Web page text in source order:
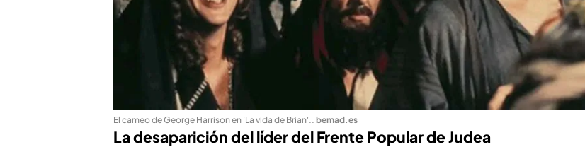
El cameo de George Harrison en 'La vida de Brian'.. bemad.es
La desaparición del líder del Frente Popular de Judea